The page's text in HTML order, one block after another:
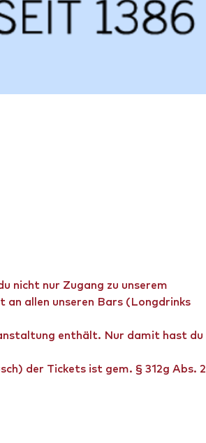
nicht nur Zugang zu unserem
an allen unseren Bars (Longdrinks
enthält. Nur damit hast du
der Tickets ist gem. § 312g Abs. 2